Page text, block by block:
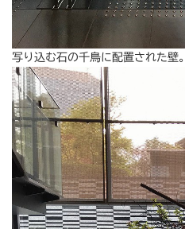
写り込む石の千鳥に配置された壁。